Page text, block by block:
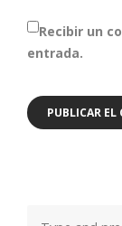
Recibir un
entrada.